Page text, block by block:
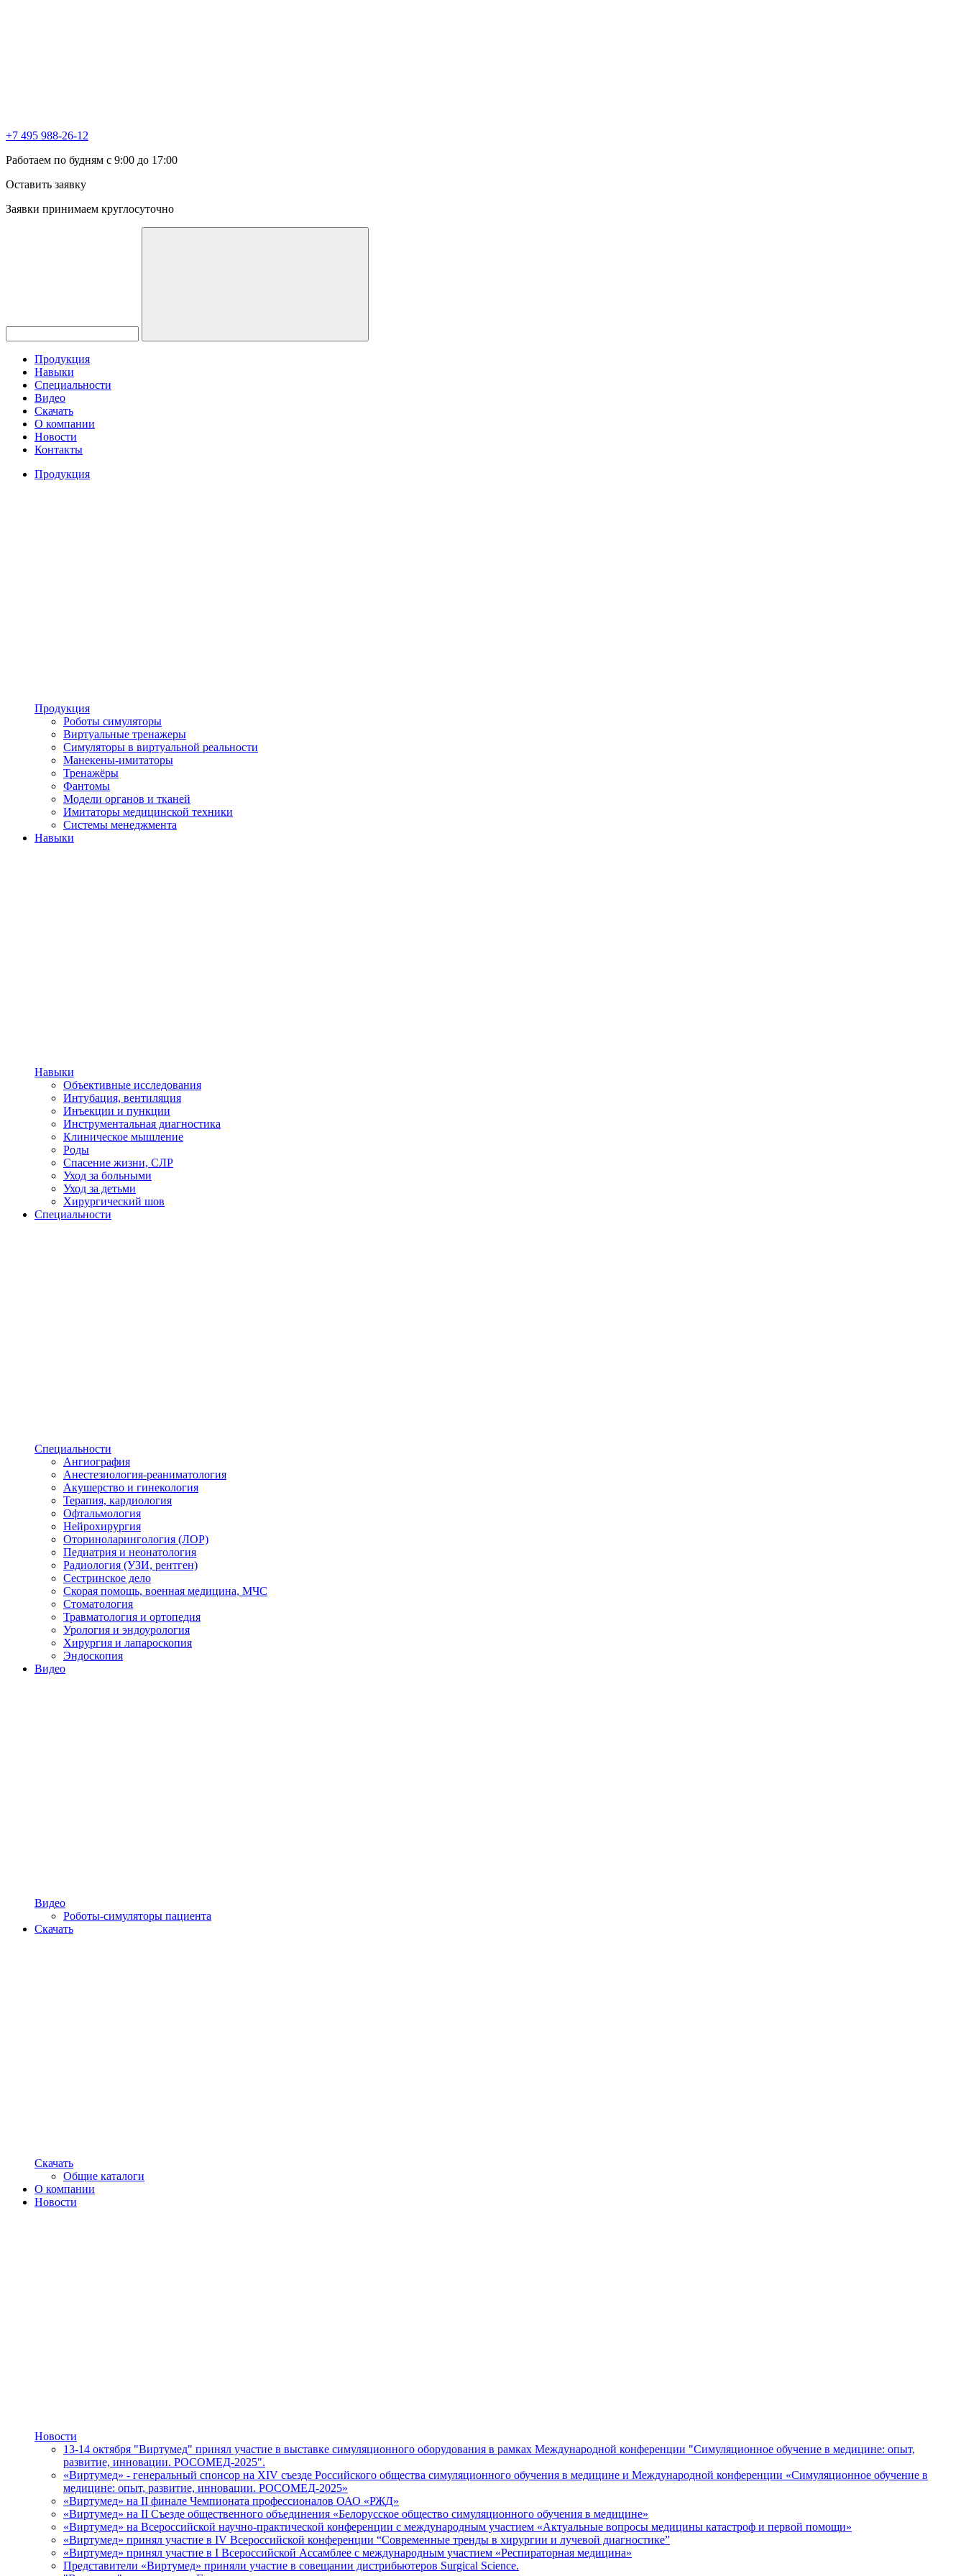
+7 495 988-26-12
Работаем по будням с 9:00 до 17:00
Оставить заявку
Заявки принимаем круглосуточно
Продукция
Навыки
Специальности
Видео
Скачать
О компании
Новости
Контакты
Продукция
Продукция
Роботы симуляторы
Виртуальные тренажеры
Симуляторы в виртуальной реальности
Манекены-имитаторы
Тренажёры
Фантомы
Модели органов и тканей
Имитаторы медицинской техники
Системы менеджмента
Навыки
Навыки
Объективные исследования
Интубация, вентиляция
Инъекции и пункции
Инструментальная диагностика
Клиническое мышление
Роды
Спасение жизни, СЛР
Уход за больными
Уход за детьми
Хирургический шов
Специальности
Специальности
Ангиография
Анестезиология-реаниматология
Акушерство и гинекология
Терапия, кардиология
Офтальмология
Нейрохирургия
Оториноларингология (ЛОР)
Педиатрия и неонатология
Радиология (УЗИ, рентген)
Сестринское дело
Скорая помощь, военная медицина, МЧС
Стоматология
Травматология и ортопедия
Урология и эндоурология
Хирургия и лапароскопия
Эндоскопия
Видео
Видео
Роботы-симуляторы пациента
Скачать
Скачать
Общие каталоги
О компании
Новости
Новости
13-14 октября "Виртумед" принял участие в выставке симуляционного оборудования в рамках Международной конференции "Симуляционное обучение в медицине: опыт,
развитие, инновации. РОСОМЕД-2025".
«Виртумед» - генеральный спонсор на XIV съезде Российского общества симуляционного обучения в медицине и Международной конференции «Симуляционное обучение в
медицине: опыт, развитие, инновации. РОСОМЕД-2025»
«Виртумед» на II финале Чемпионата профессионалов ОАО «РЖД»
«Виртумед» на II Съезде общественного объединения «Белорусское общество симуляционного обучения в медицине»
«Виртумед» на Всероссийской научно-практической конференции с международным участием «Актуальные вопросы медицины катастроф и первой помощи»
«Виртумед» принял участие в IV Всероссийской конференции “Современные тренды в хирургии и лучевой диагностике”
«Виртумед» принял участие в І Всероссийской Ассамблее с международным участием «Респираторная медицина»
Представители «Виртумед» приняли участие в совещании дистрибьютеров Surgical Science.